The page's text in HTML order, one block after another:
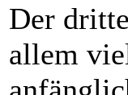
Der
allem